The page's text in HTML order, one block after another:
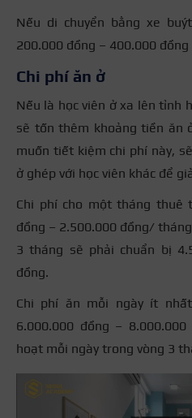
Nếu di chuyển bằng xe
200.000 đồng – 400.000
Chi phí ăn ở
Nếu là học viên ở xa lên tỉnh
sẽ tốn thêm khoảng tiền ăn
muốn tiết kiệm chi phí này,
ở ghép với học viên khác để
Chi phí cho một tháng thuê
đồng – 2.500.000 đồng/
3 tháng sẽ phải chuẩn bị
đồng.
Chi phí ăn mỗi ngày ít
6.000.000 đồng –
hoạt mỗi ngày trong vòng 3